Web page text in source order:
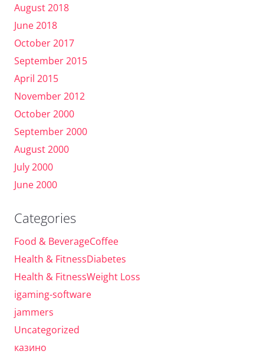
August 2018
June 2018
October 2017
September 2015
April 2015
November 2012
October 2000
September 2000
August 2000
July 2000
June 2000
Categories
Food & BeverageCoffee
Health & FitnessDiabetes
Health & FitnessWeight Loss
igaming-software
jammers
Uncategorized
казино